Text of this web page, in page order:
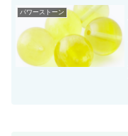
パワーストーン